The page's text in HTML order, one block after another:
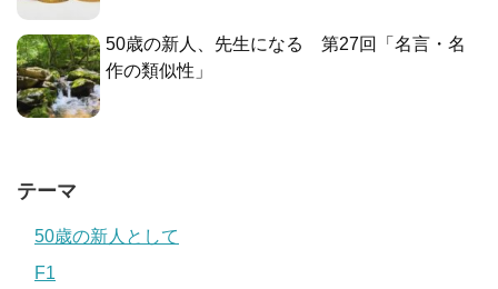
50歳の新人、先生になる 第27回「名言・名
作の類似性」
テーマ
50歳の新人として
F1